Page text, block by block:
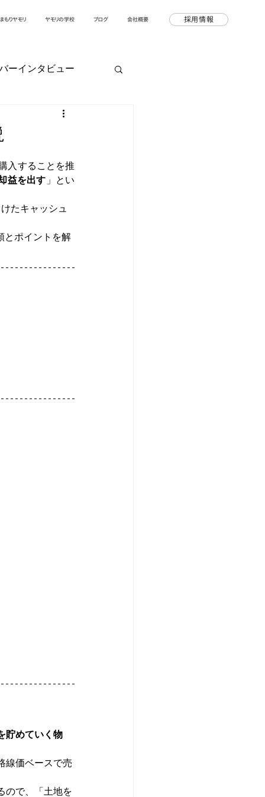
もりヤモリ ヤモリの学校 ブログ 会社概要 採用情報
ーインタビュー
入することを推
益を出す 」とい
たキャッシュ
とポイントを解
貯めていく物
線価ベースで売
ので、「土地を